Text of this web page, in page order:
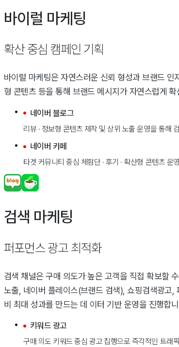
바이럴 마케팅
확산 중심 캠페인 기획
바이럴 마케팅은 자연스러운 신뢰 형성과 브랜드
형 콘텐츠 등을 통해 브랜드 메시지가 자연스럽게
네이버 블로그
리뷰 · 정보형 콘텐츠 제작 및 상위 노출 운영을 통해
네이버 카페
타겟 커뮤니티 중심 체험단 · 후기 · 확산형 콘텐츠
검색 마케팅
퍼포먼스 광고 최적화
검색 채널은 구매 의도가 높은 고객을 직접 확보할
노출, 네이버 플레이스(브랜드 검색), 쇼핑검색광고
비 최대 성과를 만드는 데 이터 기반 운영을 진행합
키워드 광고
구매 의도 키워드 중심 광고 집행으로 즉각적인 트래